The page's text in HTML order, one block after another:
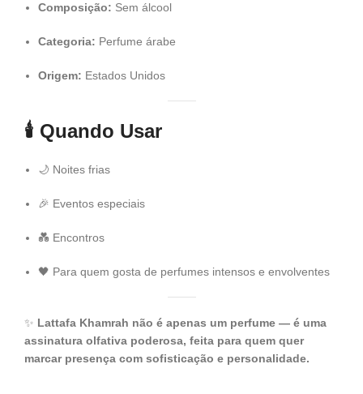
Composição: Sem álcool
Categoria: Perfume árabe
Origem: Estados Unidos
🕯️ Quando Usar
🌙 Noites frias
🎉 Eventos especiais
💑 Encontros
🖤 Para quem gosta de perfumes intensos e envolventes
✨ Lattafa Khamrah não é apenas um perfume — é uma
assinatura olfativa poderosa, feita para quem quer
marcar presença com sofisticação e personalidade.